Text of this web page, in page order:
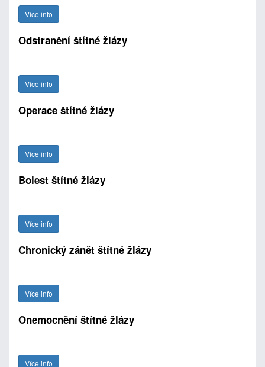
Více info
Odstranění štítné žlázy
Více info
Operace štítné žlázy
Více info
Bolest štítné žlázy
Více info
Chronický zánět štítné žlázy
Více info
Onemocnění štítné žlázy
Více info